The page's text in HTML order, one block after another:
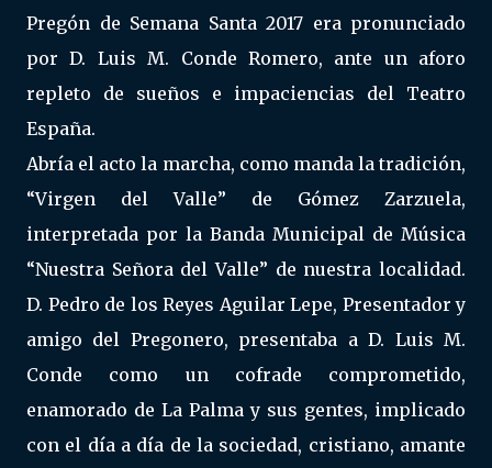
Pregón de Semana Santa 2017 era pronunciado
por D. Luis M. Conde Romero, ante un aforo
repleto de sueños e impaciencias del Teatro
España.
Abría el acto la marcha, como manda la tradición,
“Virgen del Valle” de Gómez Zarzuela,
interpretada por la Banda Municipal de Música
“Nuestra Señora del Valle” de nuestra localidad.
D. Pedro de los Reyes Aguilar Lepe, Presentador y
amigo del Pregonero, presentaba a D. Luis M.
Conde como un cofrade comprometido,
enamorado de La Palma y sus gentes, implicado
con el día a día de la sociedad, cristiano, amante